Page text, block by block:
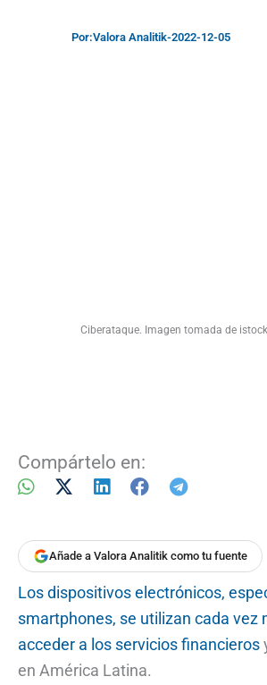
Por:Valora Analitik-2022-12-05
Ciberataque. Imagen tomada de
Compártelo en:
Añade a Valora Analitik como tu fuente
Los dispositivos electrónicos,
smartphones, se utilizan cada vez
acceder a los servicios financieros
en América Latina.